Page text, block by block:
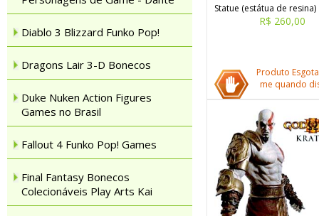
Diablo 3 Blizzard Funko Pop!
Dragons Lair 3-D Bonecos
Duke Nuken Action Figures
Games no Brasil
Fallout 4 Funko Pop! Games
Final Fantasy Bonecos
Colecionáveis Play Arts Kai
Statue (estátua de resina)
R$ 260,00
Produto
me quando